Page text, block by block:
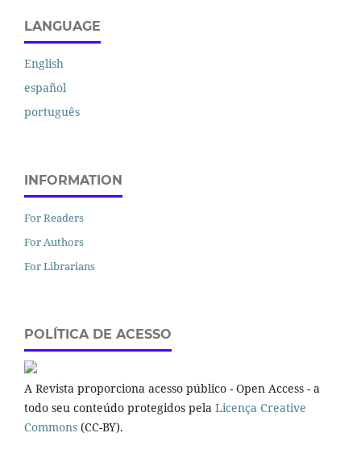
LANGUAGE
English
español
português
INFORMATION
For Readers
For Authors
For Librarians
POLÍTICA DE ACESSO
A Revista proporciona acesso público - Open Access - a
todo seu conteúdo protegidos pela Licença Creative
Commons (CC-BY).